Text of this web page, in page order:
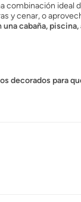
combinación ideal
y cenar, o
cabaña, piscina,
decorados para